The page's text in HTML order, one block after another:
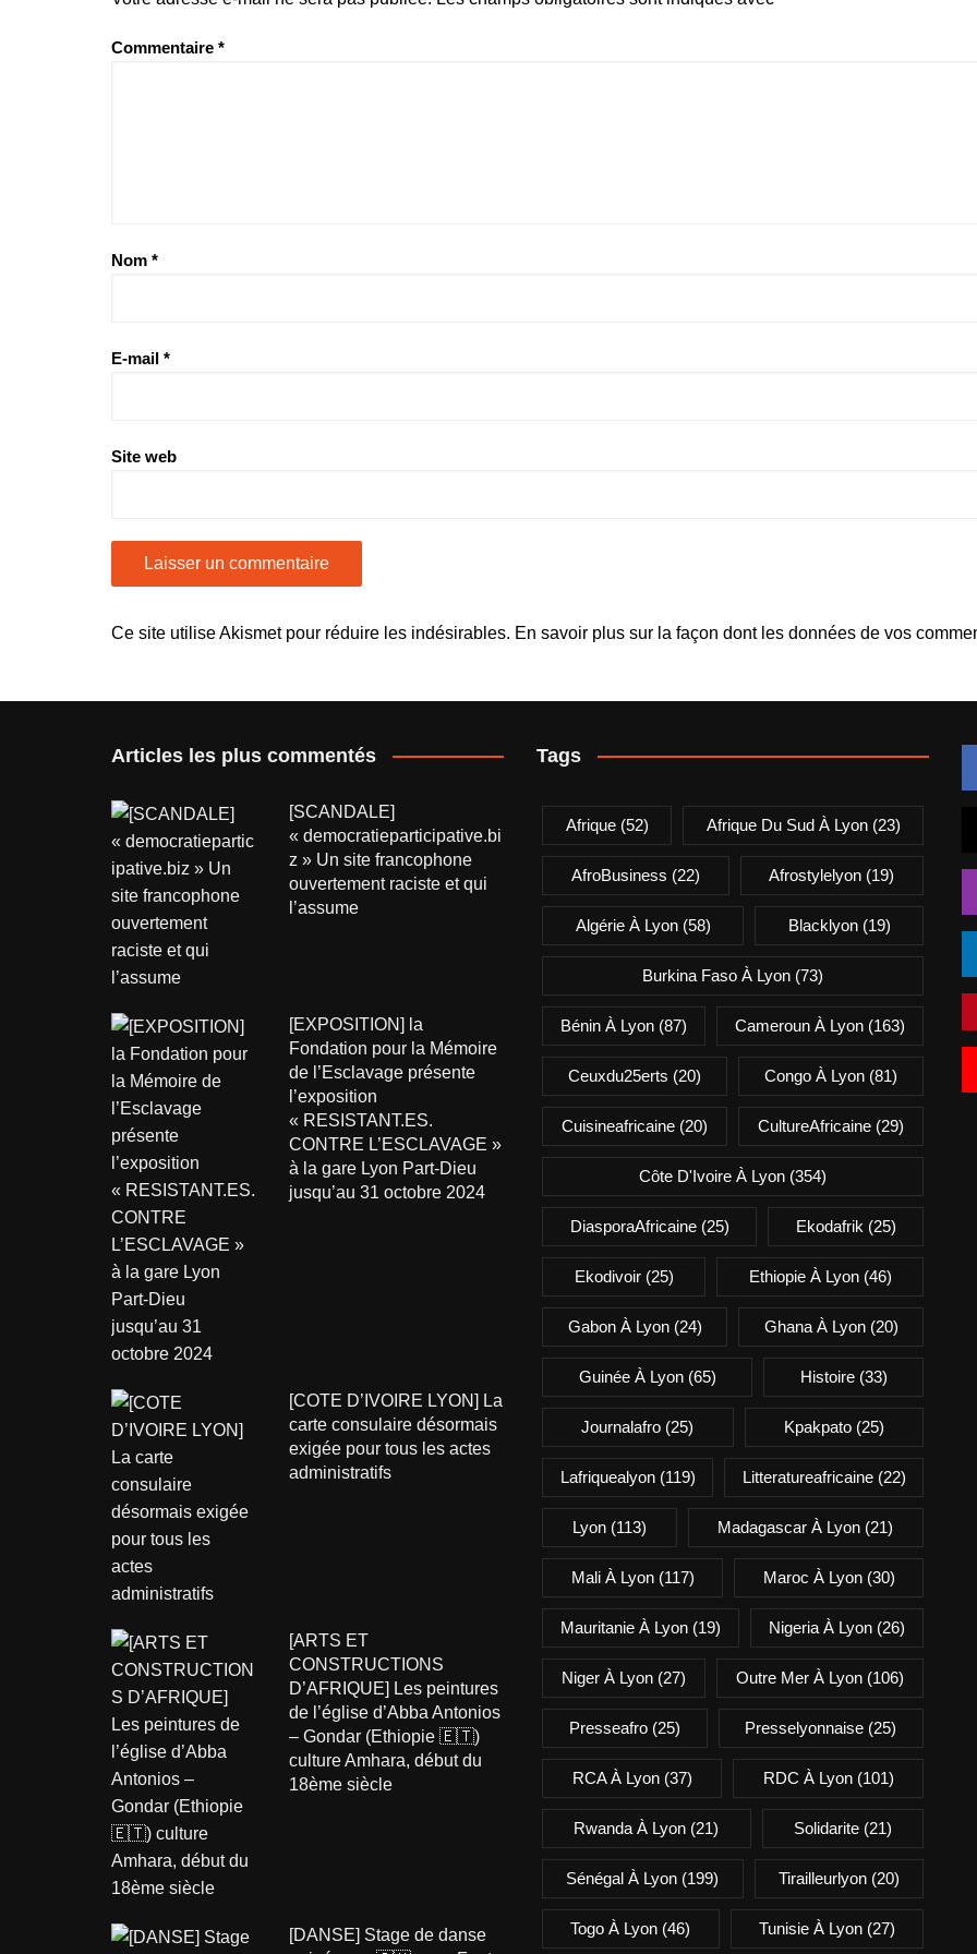
Commentaire *
Nom *
E-mail *
Site web
Ce site utilise Akismet pour réduire les indésirables. En savoir plus sur la façon dont les données de vos
Articles les plus commentés
[SCANDALE]
« democratieparticipative.bi
z » Un site francophone
ouvertement raciste et qui
l’assume
[EXPOSITION] la
Fondation pour la Mémoire
de l’Esclavage présente
l’exposition
« RESISTANT.ES.
CONTRE L’ESCLAVAGE »
à la gare Lyon Part-Dieu
jusqu’au 31 octobre 2024
[COTE D’IVOIRE LYON] La
carte consulaire désormais
exigée pour tous les actes
administratifs
[ARTS ET
CONSTRUCTIONS
D’AFRIQUE] Les peintures
de l’église d’Abba Antonios
– Gondar (Ethiopie 🇪🇹)
culture Amhara, début du
18ème siècle
[DANSE] Stage de danse
Tags
Afrique(52) Afrique Du Sud À Lyon(23)
AfroBusiness (22) Afrostylelyon (19)
Algérie À Lyon(58) Blacklyon(19)
Burkina Faso À Lyon (73)
Bénin À Lyon (87) Cameroun À Lyon (163)
Ceuxdu25erts (20) Congo À Lyon (81)
Cuisineafricaine (20) CultureAfricaine (29)
Côte D'Ivoire À Lyon (354)
DiasporaAfricaine(25) Ekodafrik (25)
Ekodivoir(25) Ethiopie À Lyon(46)
Gabon À Lyon(24) Ghana À Lyon(20)
Guinée À Lyon(65) Histoire(33)
Journalafro (25) Kpakpato(25)
Lafriquealyon(119) Litteratureafricaine(22)
Lyon(113) Madagascar À Lyon (21)
Mali À Lyon(117) Maroc À Lyon(30)
Mauritanie À Lyon (19) Nigeria À Lyon (26)
Niger À Lyon (27) Outre Mer À Lyon (106)
Presseafro(25) Presselyonnaise (25)
RCA À Lyon(37) RDC À Lyon(101)
Rwanda À Lyon (21) Solidarite(21)
Sénégal À Lyon (199) Tirailleurlyon(20)
Togo À Lyon (46) Tunisie À Lyon(27)